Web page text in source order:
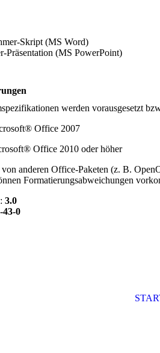
Skript (MS Word)
Präsentation (MS PowerPoint)
werden vorausgesetzt
Office 2007
Office 2010 oder höher
anderen Office-Paketen (z. B.
Formatierungsabweichungen
3.0
43-0